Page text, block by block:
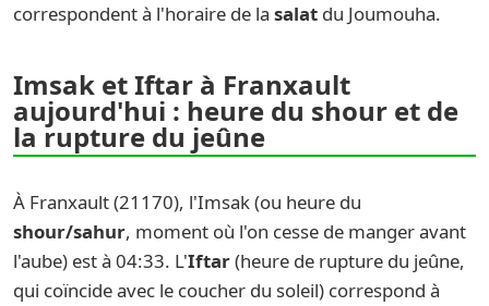
correspondent à l'horaire de la salat du Joumouha.
Imsak et Iftar à Franxault
aujourd'hui : heure du shour et de
la rupture du jeûne
À Franxault (21170), l'Imsak (ou heure du
shour/sahur, moment où l'on cesse de manger avant
l'aube) est à 04:33. L'Iftar(heure de rupture du jeûne,
qui coïncide avec le coucher du soleil) correspond à